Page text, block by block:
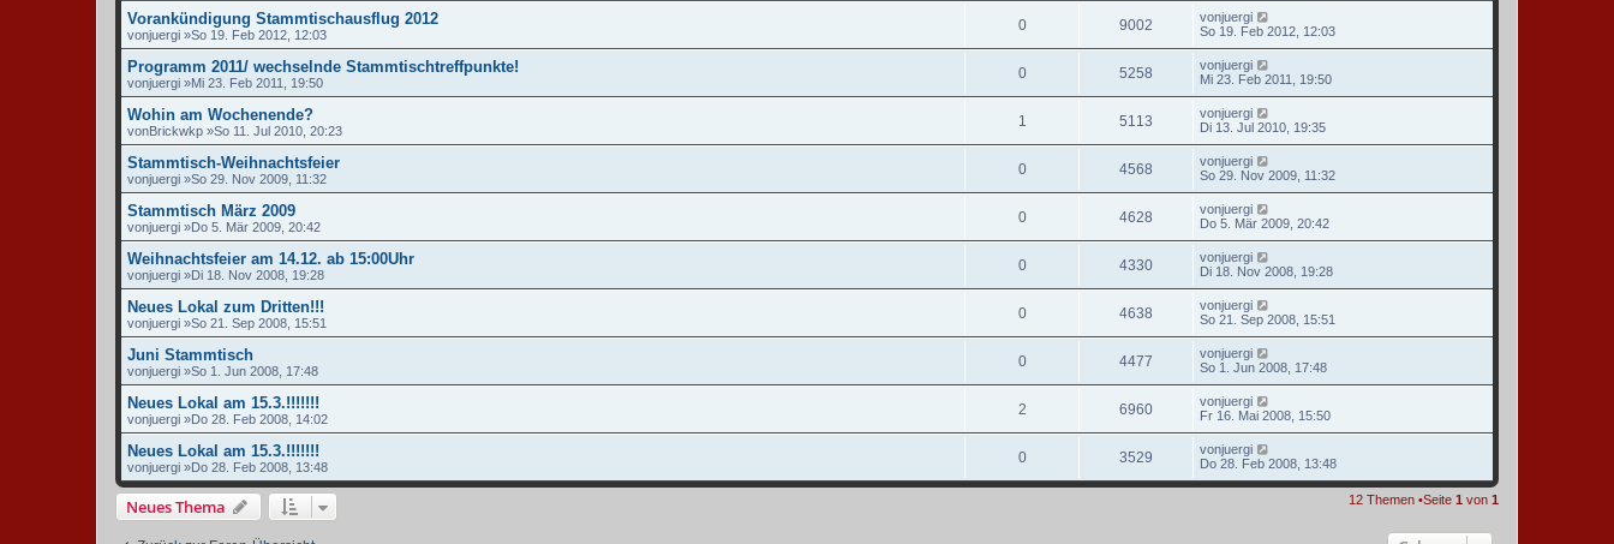
Vorankündigung Stammtischausflug 2012
vonjuergi »So 19. Feb 2012, 12:03
0 9002 vonjuergi
So 19. Feb 2012, 12:03
Programm 2011/ wechselnde Stammtischtreffpunkte!
vonjuergi »Mi 23. Feb 2011, 19:50
0 5258 vonjuergi
Mi 23. Feb 2011, 19:50
Wohin am Wochenende?
vonBrickwkp »So 11. Jul 2010, 20:23
1 5113 vonjuergi
Di 13. Jul 2010, 19:35
Stammtisch-Weihnachtsfeier
vonjuergi »So 29. Nov 2009, 11:32
0 4568 vonjuergi
So 29. Nov 2009, 11:32
Stammtisch März 2009
vonjuergi »Do 5. Mär 2009, 20:42
0 4628 vonjuergi
Do 5. Mär 2009, 20:42
Weihnachtsfeier am 14.12. ab 15:00Uhr
vonjuergi »Di 18. Nov 2008, 19:28
0 4330 vonjuergi
Di 18. Nov 2008, 19:28
Neues Lokal zum Dritten!!!
vonjuergi »So 21. Sep 2008, 15:51
0 4638 vonjuergi
So 21. Sep 2008, 15:51
Juni Stammtisch
vonjuergi »So 1. Jun 2008, 17:48
0 4477 vonjuergi
So 1. Jun 2008, 17:48
Neues Lokal am 15.3.!!!!!!!
vonjuergi »Do 28. Feb 2008, 14:02
2 6960 vonjuergi
Fr 16. Mai 2008, 15:50
Neues Lokal am 15.3.!!!!!!!
vonjuergi »Do 28. Feb 2008, 13:48
0 3529 vonjuergi
Do 28. Feb 2008, 13:48
Neues Thema 12 Themen •Seite 1 von 1